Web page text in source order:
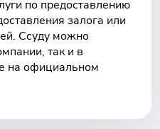
по предоставлению
залога или
Ссуду можно
так и в
на официальном